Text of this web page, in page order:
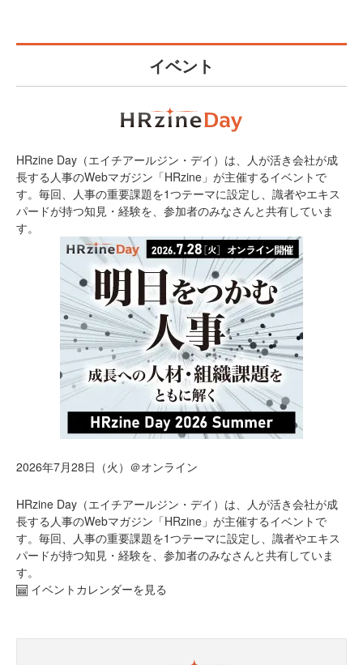
イベント
HRzine Day（エイチアールジン・デイ）は、人が活き会社が成
長する人事のWebマガジン「HRzine」が主催するイベントで
す。毎回、人事の重要課題を1つテーマに設定し、識者やエキス
パードが持つ知見・経験を、参加者のみなさんと共有していま
す。
2026年7月28日（火）＠オンライン
HRzine Day（エイチアールジン・デイ）は、人が活き会社が成
長する人事のWebマガジン「HRzine」が主催するイベントで
す。毎回、人事の重要課題を1つテーマに設定し、識者やエキス
パードが持つ知見・経験を、参加者のみなさんと共有していま
す。
イベントカレンダーを見る